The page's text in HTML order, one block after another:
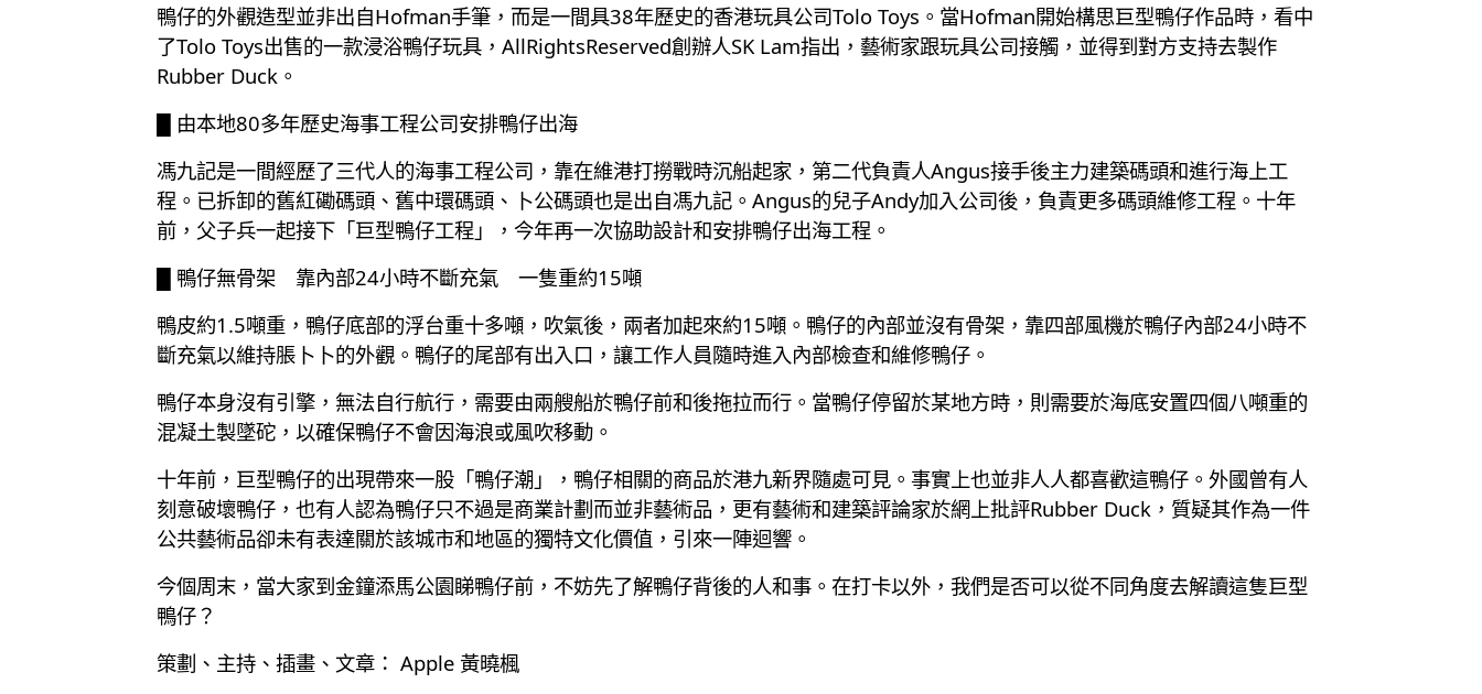
鴨仔的外觀造型並非出自Hofman手筆，而是一間具38年歷史的香港玩具公司Tolo Toys。當Hofman開始構思巨型鴨仔作品時，看中
了Tolo Toys出售的一款浸浴鴨仔玩具，AllRightsReserved創辦人SK Lam指出，藝術家跟玩具公司接觸，並得到對方支持去製作
Rubber Duck。
█ 由本地80多年歷史海事工程公司安排鴨仔出海
馮九記是一間經歷了三代人的海事工程公司，靠在維港打撈戰時沉船起家，第二代負責人Angus接手後主力建築碼頭和進行海上工
程。已拆卸的舊紅磡碼頭、舊中環碼頭、卜公碼頭也是出自馮九記。Angus的兒子Andy加入公司後，負責更多碼頭維修工程。十年
前，父子兵一起接下「巨型鴨仔工程」，今年再一次協助設計和安排鴨仔出海工程。
█ 鴨仔無骨架 靠內部24小時不斷充氣 一隻重約15噸
鴨皮約1.5噸重，鴨仔底部的浮台重十多噸，吹氣後，兩者加起來約15噸。鴨仔的內部並沒有骨架，靠四部風機於鴨仔內部24小時不
斷充氣以維持脹卜卜的外觀。鴨仔的尾部有出入口，讓工作人員隨時進入內部檢查和維修鴨仔。
鴨仔本身沒有引擎，無法自行航行，需要由兩艘船於鴨仔前和後拖拉而行。當鴨仔停留於某地方時，則需要於海底安置四個八噸重的
混凝土製墜砣，以確保鴨仔不會因海浪或風吹移動。
十年前，巨型鴨仔的出現帶來一股「鴨仔潮」，鴨仔相關的商品於港九新界隨處可見。事實上也並非人人都喜歡這鴨仔。外國曾有人
刻意破壞鴨仔，也有人認為鴨仔只不過是商業計劃而並非藝術品，更有藝術和建築評論家於網上批評Rubber Duck，質疑其作為一件
公共藝術品卻未有表達關於該城市和地區的獨特文化價值，引來一陣迴響。
今個周末，當大家到金鐘添馬公園睇鴨仔前，不妨先了解鴨仔背後的人和事。在打卡以外，我們是否可以從不同角度去解讀這隻巨型
鴨仔？
策劃、主持、插畫、文章： Apple 黃曉楓